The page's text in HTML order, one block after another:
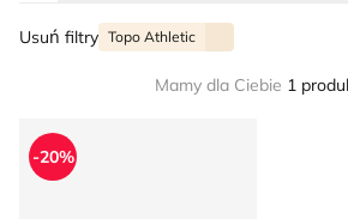
Usuń filtry Topo Athletic
Mamy dla Ciebie 1
Buty sportowe damskie na wiosnę
-20%